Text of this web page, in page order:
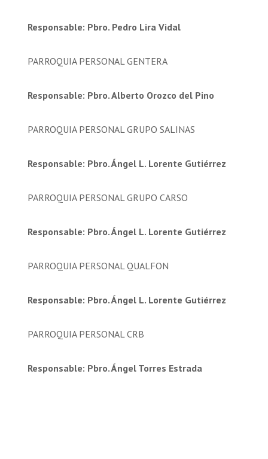
Responsable: Pbro. Pedro Lira Vidal
PARROQUIA PERSONAL GENTERA
Responsable: Pbro. Alberto Orozco del Pino
PARROQUIA PERSONAL GRUPO SALINAS
Responsable: Pbro. Ángel L. Lorente Gutiérrez
PARROQUIA PERSONAL GRUPO CARSO
Responsable: Pbro. Ángel L. Lorente Gutiérrez
PARROQUIA PERSONAL QUALFON
Responsable: Pbro. Ángel L. Lorente Gutiérrez
PARROQUIA PERSONAL CRB
Responsable: Pbro. Ángel Torres Estrada